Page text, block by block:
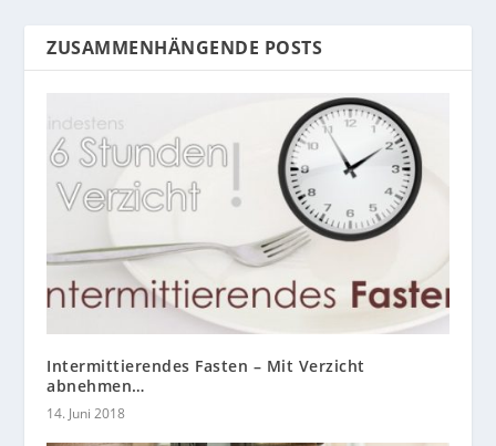
ZUSAMMENHÄNGENDE POSTS
Intermittierendes Fasten – Mit Verzicht
abnehmen…
14. Juni 2018